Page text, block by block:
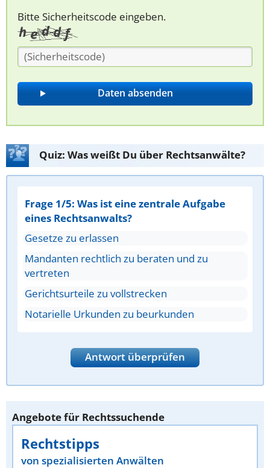
Bitte Sicherheitscode eingeben.
Quiz: Was weißt Du über Rechtsanwälte?
Frage 1/5: Was ist eine zentrale Aufgabe
eines Rechtsanwalts?
Gesetze zu erlassen
Mandanten rechtlich zu beraten und zu
vertreten
Gerichtsurteile zu vollstrecken
Notarielle Urkunden zu beurkunden
Antwort überprüfen
Angebote für Rechtssuchende
Rechtstipps
von spezialisierten Anwälten